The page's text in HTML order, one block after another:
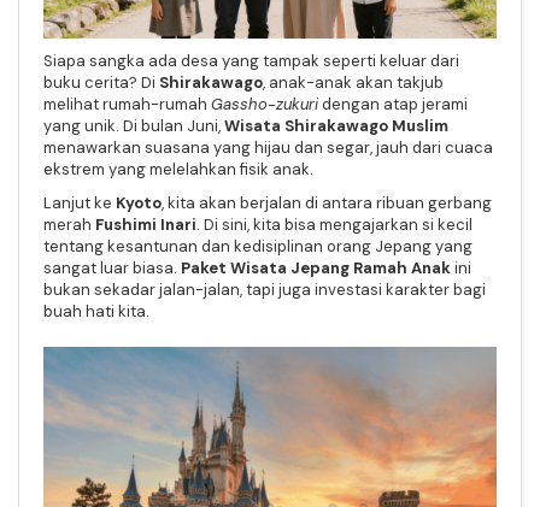
Siapa sangka ada desa yang tampak seperti keluar dari
buku cerita? Di Shirakawago, anak-anak akan takjub
melihat rumah-rumah Gassho-zukuridengan atap jerami
yang unik. Di bulan Juni,Wisata Shirakawago Muslim
menawarkan suasana yang hijau dan segar, jauh dari cuaca
ekstrem yang melelahkan fisik anak.
Lanjut ke Kyoto, kita akan berjalan di antara ribuan gerbang
merah Fushimi Inari. Di sini, kita bisa mengajarkan si kecil
tentang kesantunan dan kedisiplinan orang Jepang yang
sangat luar biasa. Paket Wisata Jepang Ramah Anakini
bukan sekadar jalan-jalan, tapi juga investasi karakter bagi
buah hati kita.